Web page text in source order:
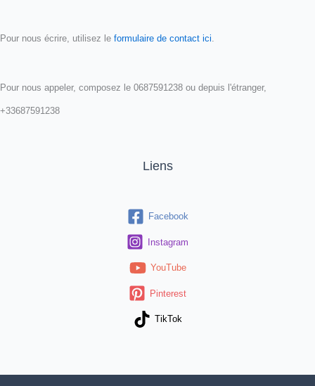
Pour nous écrire, utilisez le formulaire de contact ici.
Pour nous appeler, composez le 0687591238 ou depuis l'étranger,
+33687591238
Liens
Facebook
Instagram
YouTube
Pinterest
TikTok